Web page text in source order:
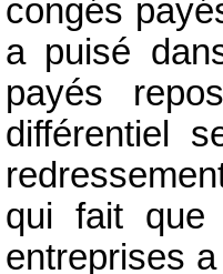
congés
a puisé
payés
différentiel
qui fait que
entreprises